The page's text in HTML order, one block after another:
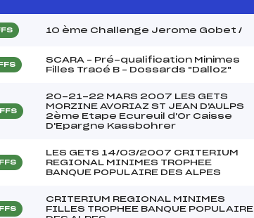
10 ème Challenge Jerome Gobet /
SCARA – Pré-qualification Minimes
Filles Tracé B – Dossards "Dalloz"
20-21-22 MARS 2007 LES GETS
MORZINE AVORIAZ ST JEAN D'AULPS
2ème Etape Ecureuil d'Or Caisse
D'Epargne Kassbohrer
LES GETS 14/03/2007 CRITERIUM
REGIONAL MINIMES TROPHEE
BANQUE POPULAIRE DES ALPES
CRITERIUM REGIONAL MINIMES
FILLES TROPHEE BANQUE POPULAIRE